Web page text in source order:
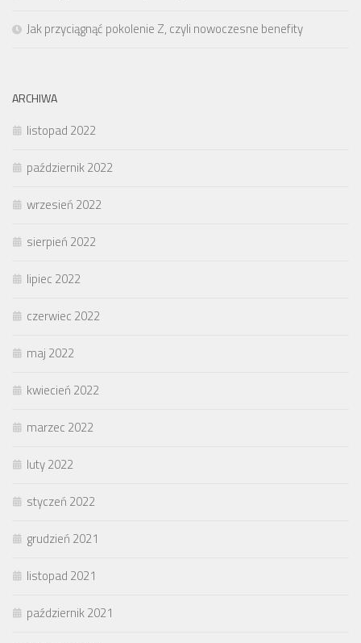
Jak przyciągnąć pokolenie Z, czyli nowoczesne benefity
ARCHIWA
listopad 2022
październik 2022
wrzesień 2022
sierpień 2022
lipiec 2022
czerwiec 2022
maj 2022
kwiecień 2022
marzec 2022
luty 2022
styczeń 2022
grudzień 2021
listopad 2021
październik 2021